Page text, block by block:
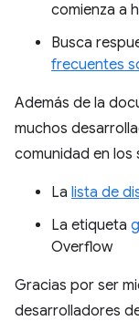
comienza a
Busca
frecuentes
Además de la
muchos
comunidad en los
La lista de
La etiqueta
Overflow
Gracias por ser
desarrolladores